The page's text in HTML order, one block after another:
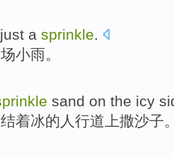
a sprinkle.
场小雨。
sand on the icy
结着冰的人行道 上撒沙子